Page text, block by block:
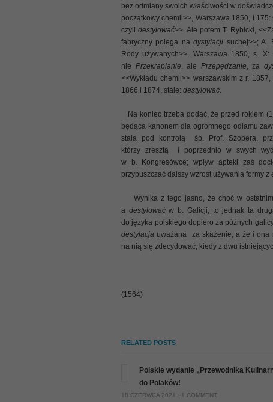
bez odmiany swoich właściwości w
początkowy chemii>>, Warszawa 1850, I
czyli destylować>>. Ale potem T. Rybicki,
fabryczny polega nadystylacji suchej>>; A.
Rody używanych>>, Warszawa 1850, s.
nie Przekraplanie , ale Przepędzanie , za
<<Wykładu chemii>> warszawskim z r. 1857,
1866 i 1874, stale: destylować
Na koniec trzeba dodać, że przed rokiem
będąca kanonem dla ogromnego odłamu
stała pod kontrolą śp. Prof. Szobera,
którzy zresztą i poprzednio w swych
w b. Kongresówce; wpływ apteki zaś
przypuszczać dalszy wzrost używania formy z
Wynika z tego jasno, że choć w
a destylowaćw b. Galicji, to jednak ta
do języka polskiego dopiero za późnych
destylacja uważana za skażenie, a że i ona
na nią się zdecydować, kiedy z dwu
(1564)
RELATED POSTS
Polskie wydanie „Przewodnika
do Polaków!
18 CZERWCA 2021 · 1 COMMENT